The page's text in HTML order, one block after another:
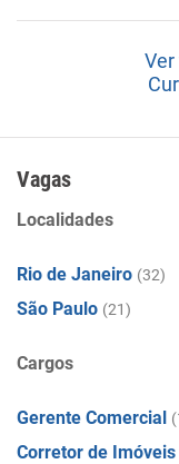
Vagas
Localidades
Rio de Janeiro (32)
São Paulo (21)
Cargos
Gerente Comercial
Corretor de Imóveis